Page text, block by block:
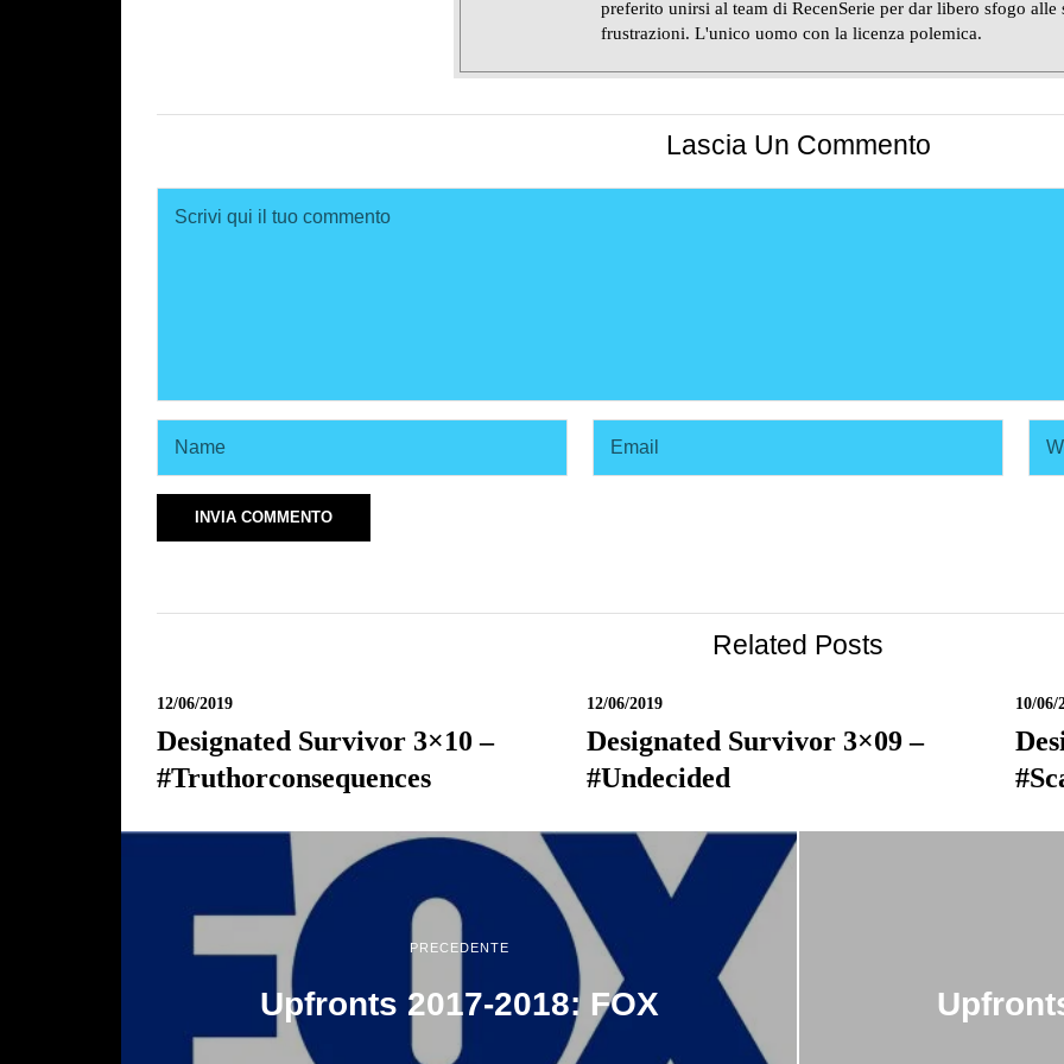
preferito unirsi al team di RecenSerie per dar libero sfogo alle
frustrazioni. L'unico uomo con la licenza polemica.
Lascia Un Commento
Related Posts
12/06/2019
Designated Survivor 3×10 –
#truthorconsequences
12/06/2019
Designated Survivor 3×09 –
#undecided
10/06/
PRECEDENTE
Upfronts 2017-2018: FOX